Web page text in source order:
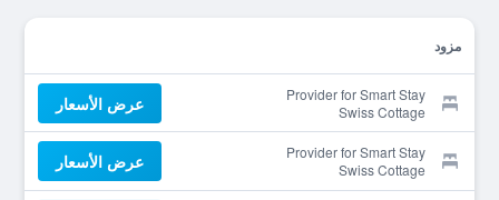
مزود
Provider for Smart Stay
Swiss Cottage
عرض الأسعار
Provider for Smart Stay
Swiss Cottage
عرض الأسعار